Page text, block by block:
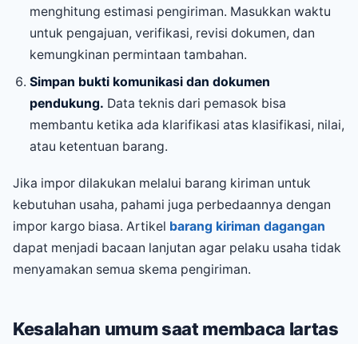
menghitung estimasi pengiriman. Masukkan waktu
untuk pengajuan, verifikasi, revisi dokumen, dan
kemungkinan permintaan tambahan.
Simpan bukti komunikasi dan dokumen
pendukung. Data teknis dari pemasok bisa
membantu ketika ada klarifikasi atas klasifikasi, nilai,
atau ketentuan barang.
Jika impor dilakukan melalui barang kiriman untuk
kebutuhan usaha, pahami juga perbedaannya dengan
impor kargo biasa. Artikel barang kiriman dagangan
dapat menjadi bacaan lanjutan agar pelaku usaha tidak
menyamakan semua skema pengiriman.
Kesalahan umum saat membaca lartas